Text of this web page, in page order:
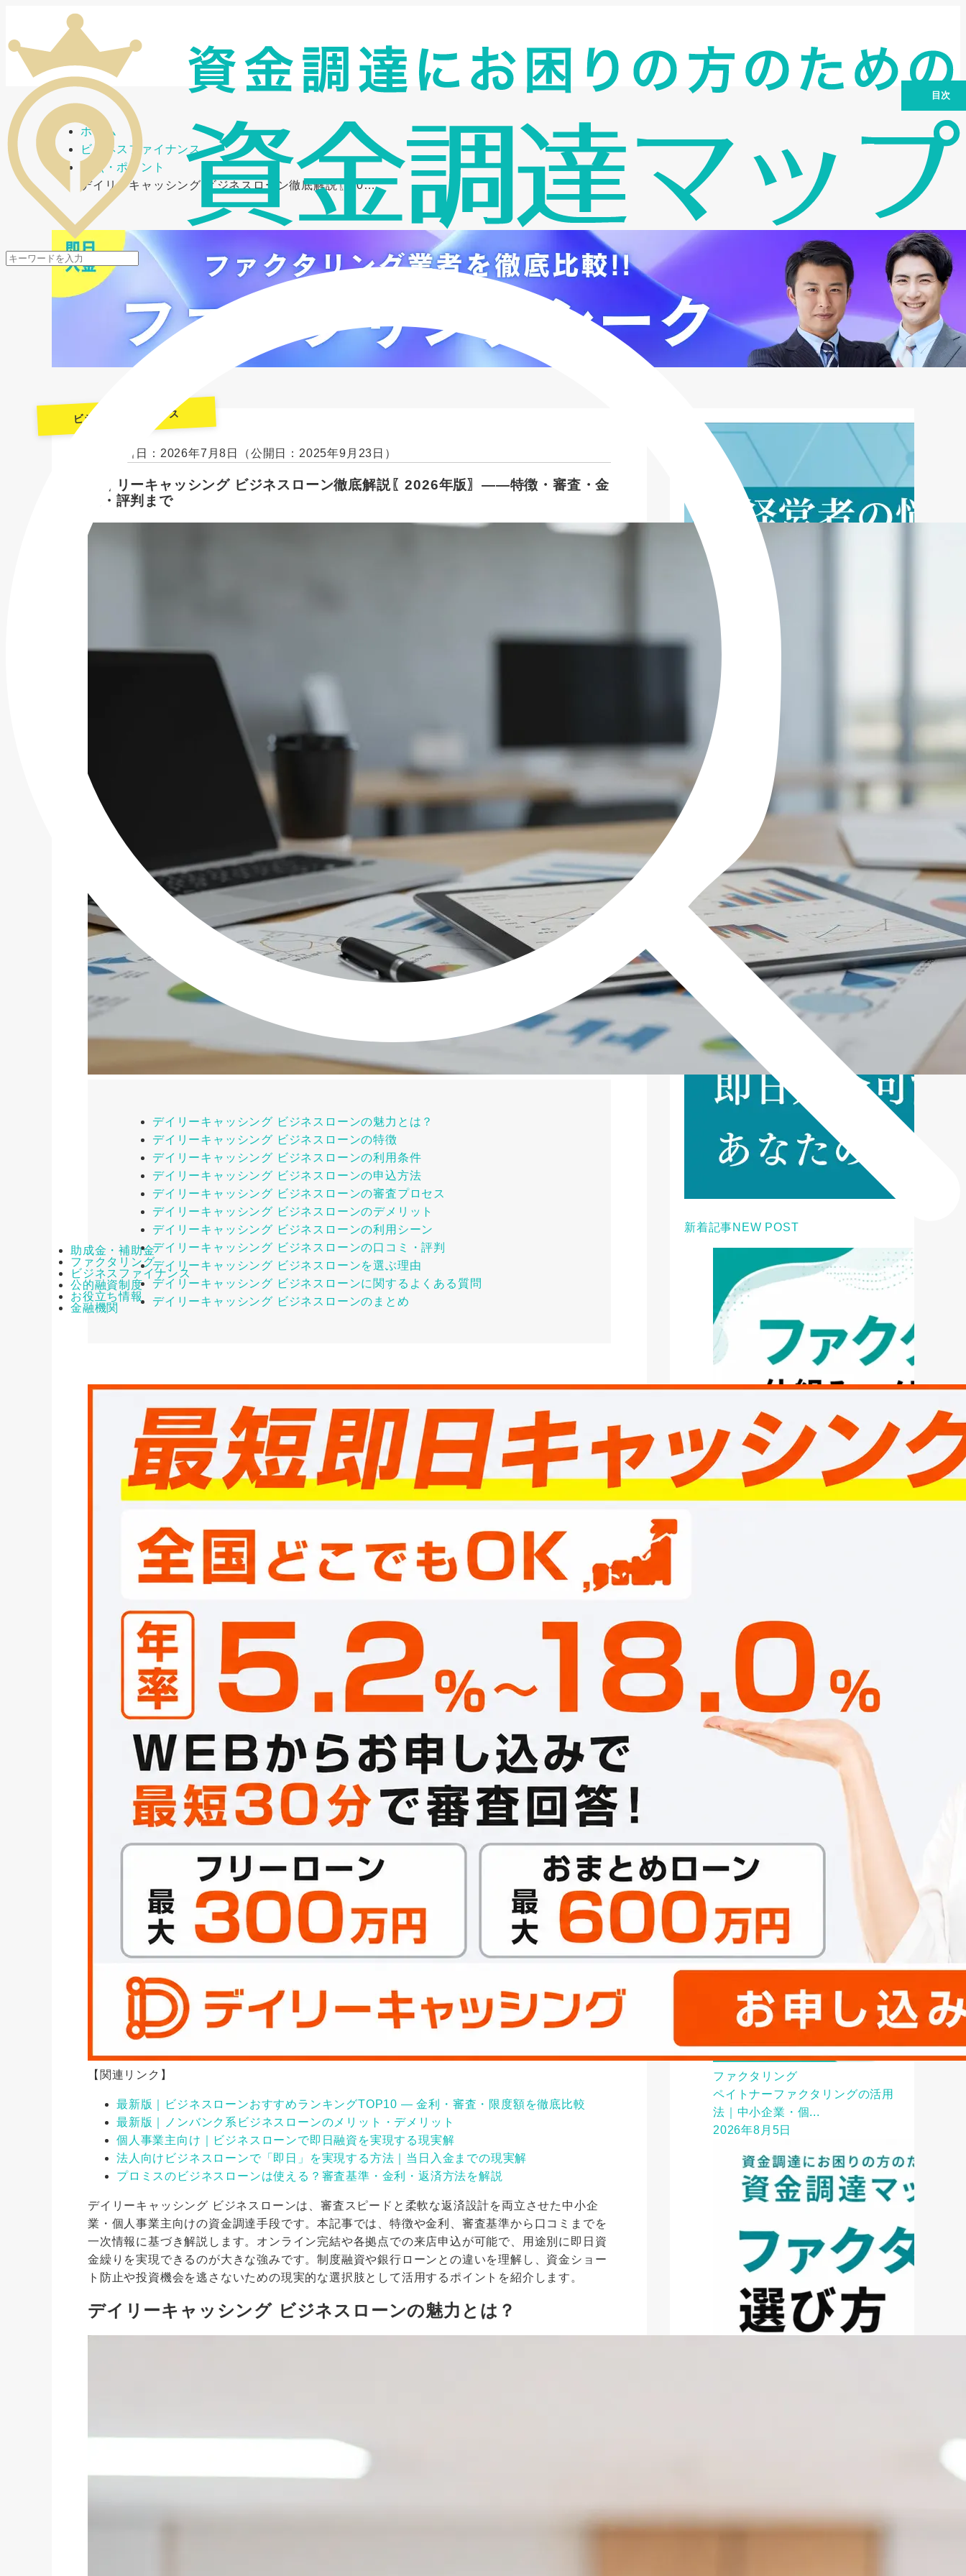
メニューを開閉
助成金・補助金
ファクタリング
ビジネスファイナンス
公的融資制度
お役立ち情報
金融機関
ホーム
ビジネスファイナンス
要点・ポイント
デイリーキャッシング ビジネスローン徹底解説〖20…
ビジネスファイナンス
最終更新日：2026年7月8日 （公開日：2025年9月23日）
デイリーキャッシング ビジネスローン徹底解説〖2026年版〗――特徴・審査・金
利・評判まで
デイリーキャッシング ビジネスローンの魅力とは？
デイリーキャッシング ビジネスローンの特徴
デイリーキャッシング ビジネスローンの利用条件
デイリーキャッシング ビジネスローンの申込方法
デイリーキャッシング ビジネスローンの審査プロセス
デイリーキャッシング ビジネスローンのデメリット
デイリーキャッシング ビジネスローンの利用シーン
デイリーキャッシング ビジネスローンの口コミ・評判
デイリーキャッシング ビジネスローンを選ぶ理由
デイリーキャッシング ビジネスローンに関するよくある質問
デイリーキャッシング ビジネスローンのまとめ
【関連リンク】
最新版｜ビジネスローンおすすめランキングTOP10 ― 金利・審査・限度額を徹底比較
最新版｜ノンバンク系ビジネスローンのメリット・デメリット
個人事業主向け｜ビジネスローンで即日融資を実現する現実解
法人向けビジネスローンで「即日」を実現する方法｜当日入金までの現実解
プロミスのビジネスローンは使える？審査基準・金利・返済方法を解説
デイリーキャッシング ビジネスローンは、審査スピードと柔軟な返済設計を両立させた中小企
業・個人事業主向けの資金調達手段です。本記事では、特徴や金利、審査基準から口コミまでを
一次情報に基づき解説します。オンライン完結や各拠点での来店申込が可能で、用途別に即日資
金繰りを実現できるのが大きな強みです。制度融資や銀行ローンとの違いを理解し、資金ショー
ト防止や投資機会を逃さないための現実的な選択肢として活用するポイントを紹介します。
デイリーキャッシング ビジネスローンの魅力とは？
新着記事NEW POST
ファクタリング
ファクタリングとは？仕組み・メ
リット・注意点と...
2026年8月6日
ファクタリング
ペイトナーファクタリングの活用
法｜中小企業・個...
2026年8月5日
目次
魅力とは？
デイリーキャッシング ビジネスローンの
特徴
デイリーキャッシング ビジネスローンの
デイリーキャッシング ビジネスローンの
デイリーキャッシング ビジネスローンの
デイリーキャッシング ビジネスローンの
デメリット
デイリーキャッシング ビジネスローンの
利用シーン
選ぶ理由
デイリーキャッシング ビジネスローンに
関するよくある質問
デイリーキャッシング ビジネスローンの